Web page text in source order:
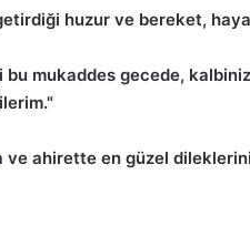
huzur ve bereket,
bu mukaddes gecede,
ve ahirette en güzel